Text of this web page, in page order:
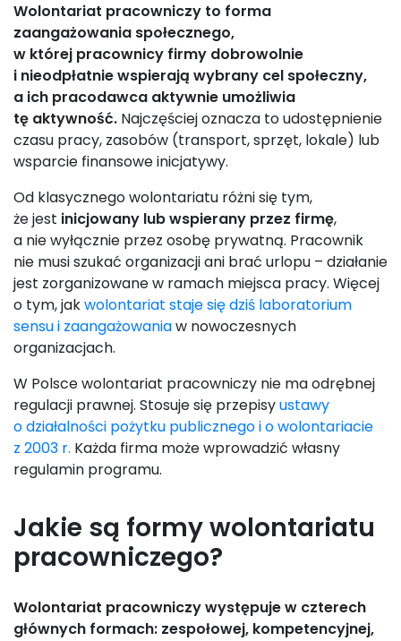
Wolontariat pracowniczy to forma
zaangażowania społecznego,
w której pracownicy firmy dobrowolnie
i nieodpłatnie wspierają wybrany cel społeczny,
a ich pracodawca aktywnie umożliwia
tę aktywność. Najczęściej oznacza to udostępnienie
czasu pracy, zasobów (transport, sprzęt, lokale) lub
wsparcie finansowe inicjatywy.
Od klasycznego wolontariatu różni się tym,
że jest inicjowany lub wspierany przez firmę,
a nie wyłącznie przez osobę prywatną. Pracownik
nie musi szukać organizacji ani brać urlopu – działanie
jest zorganizowane w ramach miejsca pracy. Więcej
o tym, jakwolontariat staje się dziś laboratorium
sensu i zaangażowaniaw nowoczesnych
organizacjach.
W Polsce wolontariat pracowniczy nie ma odrębnej
regulacji prawnej. Stosuje się przepisyustawy
o działalności pożytku publicznego i o wolontariacie
z 2003 r. Każda firma może wprowadzić własny
regulamin programu.
Jakie są formy wolontariatu
pracowniczego?
Wolontariat pracowniczy występuje w czterech
głównych formach: zespołowej, kompetencyjnej,